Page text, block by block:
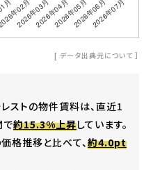
[ データ出典元について ］
ストの物件賃料は、直近1
で約15.3%上昇しています。
格推移と比べて、 約4.0pt